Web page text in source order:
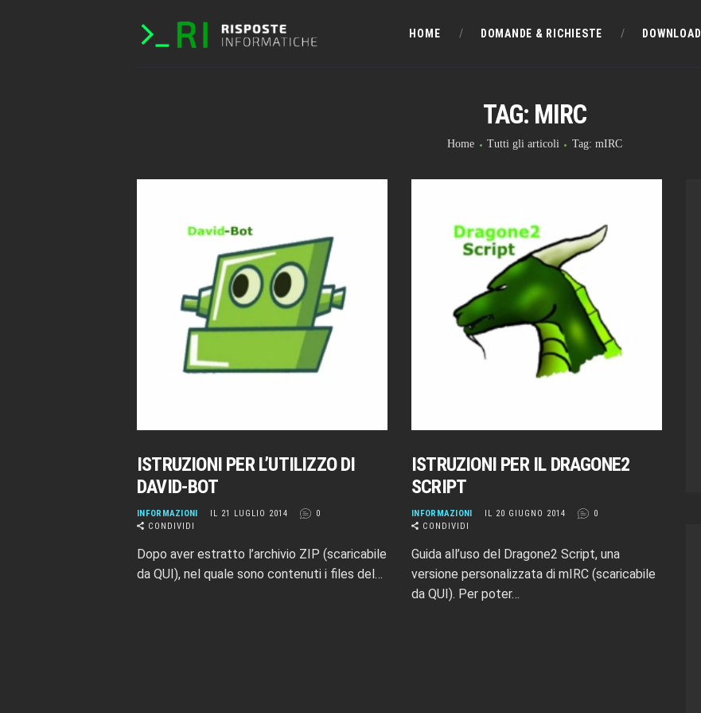
HOME DOMANDE & RICHIESTE DOWNLOAD
TAG: MIRC
Home Tutti gli articoli Tag: mIRC
HOME
ISTRUZIONI PER L’UTILIZZO DI
DAVID-BOT
INFORMAZIONI IL 21 LUGLIO 2014
0
CONDIVIDI
Dopo aver estratto l’archivio ZIP (scaricabile
da QUI), nel quale sono contenuti i files del…
ISTRUZIONI PER IL DRAGONE2
SCRIPT
INFORMAZIONI IL 20 GIUGNO 2014
0
CONDIVIDI
Guida all’uso del Dragone2 Script, una
versione personalizzata di mIRC (scaricabile
da QUI). Per poter…